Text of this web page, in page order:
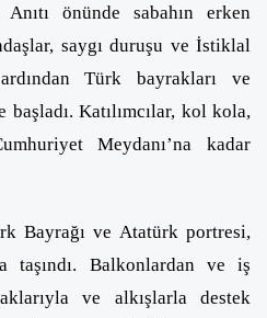
önünde sabahın erken
saygı duruşu ve İstiklal
ardından Türk bayrakları ve
Katılımcılar, kol kola,
Meydanı’na kadar
Bayrağı ve Atatürk portresi,
taşındı. Balkonlardan ve iş
ve alkışlarla destek